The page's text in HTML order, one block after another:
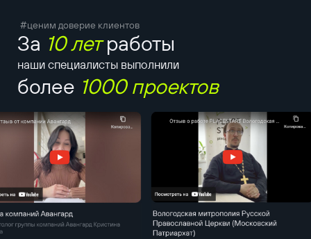
#ценим доверие клиентов
За 10 летработы
наши специалисты выполнили
более 1000 проектов